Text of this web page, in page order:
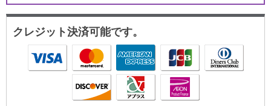
クレジット決済可能です。